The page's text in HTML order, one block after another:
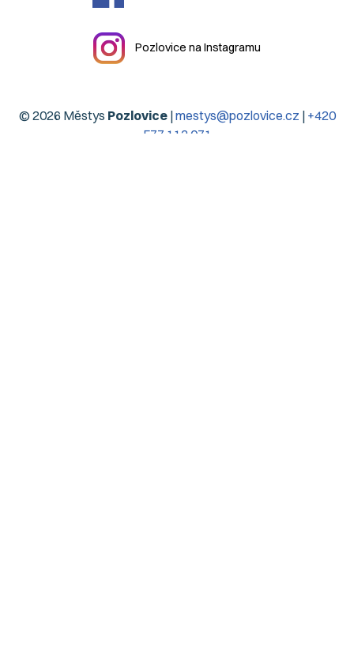
Pozlovice na Instagramu
© 2026 Městys Pozlovice|mestys@pozlovice.cz | +420
577 113 071